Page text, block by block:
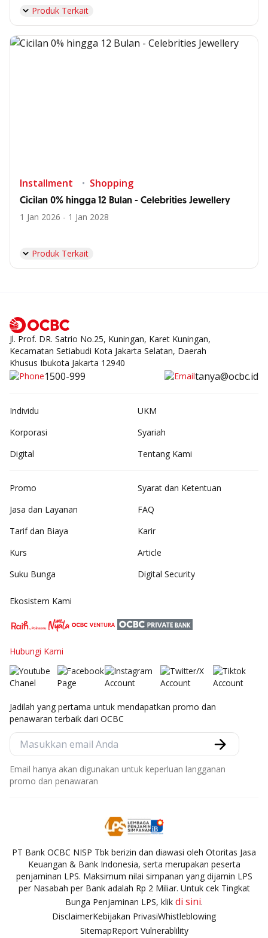
Produk Terkait
Installment Shopping
Cicilan 0% hingga 12 Bulan - Celebrities Jewellery
1 Jan 2026 - 1 Jan 2028
Produk Terkait
Jl. Prof. DR. Satrio No.25, Kuningan, Karet Kuningan,
Kecamatan Setiabudi Kota Jakarta Selatan, Daerah
Khusus Ibukota Jakarta 12940
1500-999 tanya@ocbc.id
Individu
UKM
Korporasi
Syariah
Digital
Tentang Kami
Promo
Jasa dan Layanan
Tarif dan Biaya
Kurs
Suku Bunga
Syarat dan Ketentuan
FAQ
Karir
Article
Digital Security
Ekosistem Kami
Hubungi Kami
Jadilah yang pertama untuk mendapatkan promo dan
penawaran terbaik dari OCBC
Email hanya akan digunakan untuk keperluan langganan
promo dan penawaran
PT Bank OCBC NISP Tbk berizin dan diawasi oleh Otoritas Jasa
Keuangan & Bank Indonesia, serta merupakan peserta
penjaminan LPS. Maksimum nilai simpanan yang dijamin LPS
per Nasabah per Bank adalah Rp 2 Miliar. Untuk cek Tingkat
Bunga Penjaminan LPS, klik di sini.
DisclaimerKebijakan PrivasiWhistleblowing
SitemapReport Vulnerablility